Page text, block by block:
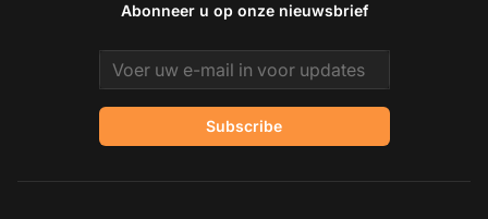
Abonneer u op onze nieuwsbrief
Email address
Subscribe